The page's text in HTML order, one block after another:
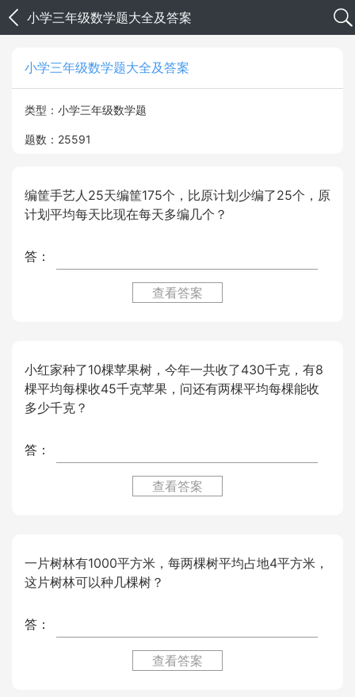
小学三年级数学题大全及答案
小学三年级数学题大全及答案
类型：小学三年级数学题
题数：25591
编筐手艺人25天编筐175个，比原计划少编了25个，原
计划平均每天比现在每天多编几个？
答：
查看答案
小红家种了10棵苹果树，今年一共收了430千克，有8
棵平均每棵收45千克苹果，问还有两棵平均每棵能收
多少千克？
答：
查看答案
一片树林有1000平方米，每两棵树平均占地4平方米，
这片树林可以种几棵树？
答：
查看答案